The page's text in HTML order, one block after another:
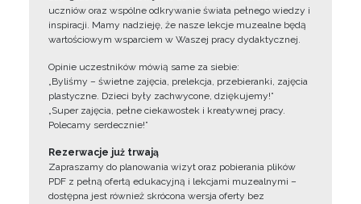
uczniów oraz wspólne odkrywanie świata pełnego wiedzy i
inspiracji. Mamy nadzieję, że nasze lekcje muzealne będą
wartościowym wsparciem w Waszej pracy dydaktycznej.
Opinie uczestników mówią same za siebie:
„Byliśmy – świetne zajęcia, prelekcja, przebieranki, zajęcia
plastyczne. Dzieci były zachwycone, dziękujemy!”
„Super zajęcia, pełne ciekawostek i kreatywnej pracy.
Polecamy serdecznie!”
Rezerwacje już trwają
Zapraszamy do planowania wizyt oraz pobierania plików
PDF z pełną ofertą edukacyjną i lekcjami muzealnymi –
dostępna jest również skrócona wersja oferty bez